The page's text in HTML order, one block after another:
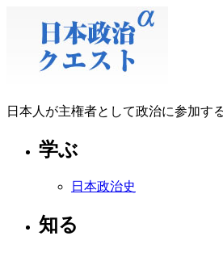
日本人が主権者として政治に参加
学ぶ
日本政治史
知る